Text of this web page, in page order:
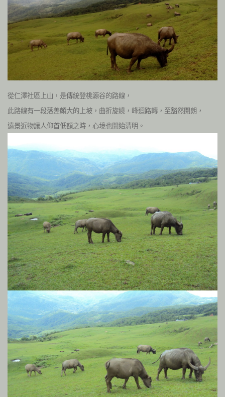
從仁澤社區上山，是傳統登桃源谷的路線，
此路線有一段落差頗大的上坡，曲折旋繞，峰迴路轉，至豁然開朗，
遠景近物讓人仰首低額之時，心境也開始清明。